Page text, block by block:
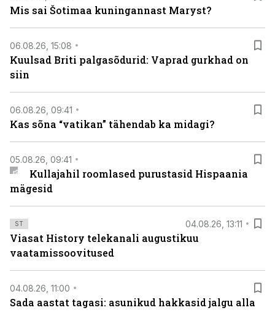
Mis sai Šotimaa kuningannast Maryst?
06.08.26, 15:08
Kuulsad Briti palgasõdurid: Vaprad gurkhad on
siin
06.08.26, 09:41
Kas sõna “vatikan” tähendab ka midagi?
05.08.26, 09:41
Kullajahil roomlased purustasid Hispaania
mägesid
ST 04.08.26, 13:11
Viasat History telekanali augustikuu
vaatamissoovitused
04.08.26, 11:00
Sada aastat tagasi: asunikud hakkasid jalgu alla